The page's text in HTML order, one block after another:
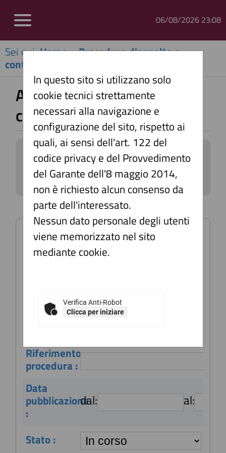
06/08/2026 23:08
Sei qui:Home»Procedure d'appalto e
contratti
In questo sito si utilizzano solo
cookie tecnici strettamente
necessari alla navigazione e
configurazione del sito, rispetto ai
quali, ai sensi dell'art. 122 del
codice privacy e del Provvedimento
del Garante dell'8 maggio 2014,
non è richiesto alcun consenso da
parte dell'interessato.
Nessun dato personale degli utenti
viene memorizzato nel sito
mediante cookie.
Verifica Anti-Robot
Clicca per iniziare
Avvisi di avvio
consultazione
All'interno di questa sezione è
possibile consultare gli avvisi di
avvio consultazione preliminari
all'indizione di una procedura
negoziata senza bando. I dati di
dettaglio sono consultabili
selezionando il collegamento
"Visualizza Scheda".
Criteri di ricerca
Stazione
appaltante
Riferimento
procedura :
Data
pubblicazione
:
dal: al:
Stato :